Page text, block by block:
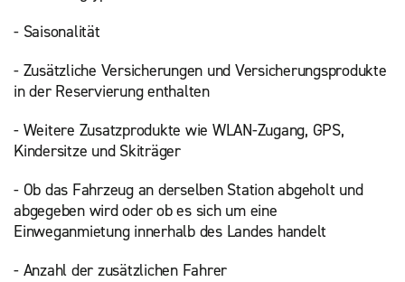
- Saisonalität
- Zusätzliche Versicherungen und Versicherungsprodukte
in der Reservierung enthalten
- Weitere Zusatzprodukte wie WLAN-Zugang, GPS,
Kindersitze und Skiträger
- Ob das Fahrzeug an derselben Station abgeholt und
abgegeben wird oder ob es sich um eine
Einweganmietung innerhalb des Landes handelt
- Anzahl der zusätzlichen Fahrer